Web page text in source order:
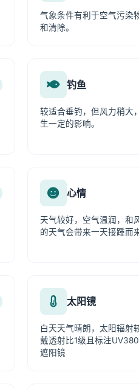
气象条件有利于空气污染
和清除。
钓鱼
较适合垂钓，但风力稍大
生一定的影响。
心情
天气较好，空气温润，和
的天气会带来一天接踵而
太阳镜
白天天气晴朗，太阳辐射
戴透射比1级且标注
遮阳镜